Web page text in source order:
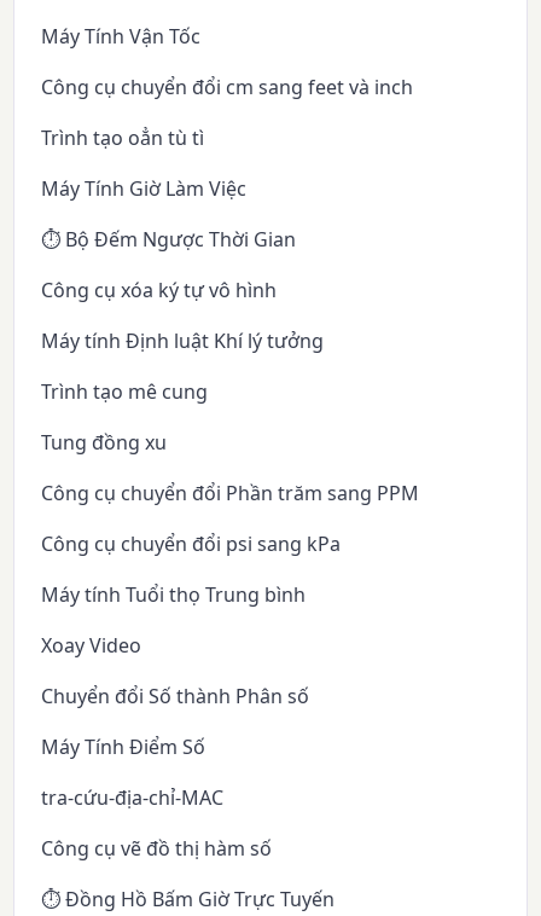
Máy Tính Vận Tốc
Công cụ chuyển đổi cm sang feet và inch
Trình tạo oẳn tù tì
Máy Tính Giờ Làm Việc
⏱️ Bộ Đếm Ngược Thời Gian
Công cụ xóa ký tự vô hình
Máy tính Định luật Khí lý tưởng
Trình tạo mê cung
Tung đồng xu
Công cụ chuyển đổi Phần trăm sang PPM
Công cụ chuyển đổi psi sang kPa
Máy tính Tuổi thọ Trung bình
Xoay Video
Chuyển đổi Số thành Phân số
Máy Tính Điểm Số
tra-cứu-địa-chỉ-MAC
Công cụ vẽ đồ thị hàm số
⏱️ Đồng Hồ Bấm Giờ Trực Tuyến